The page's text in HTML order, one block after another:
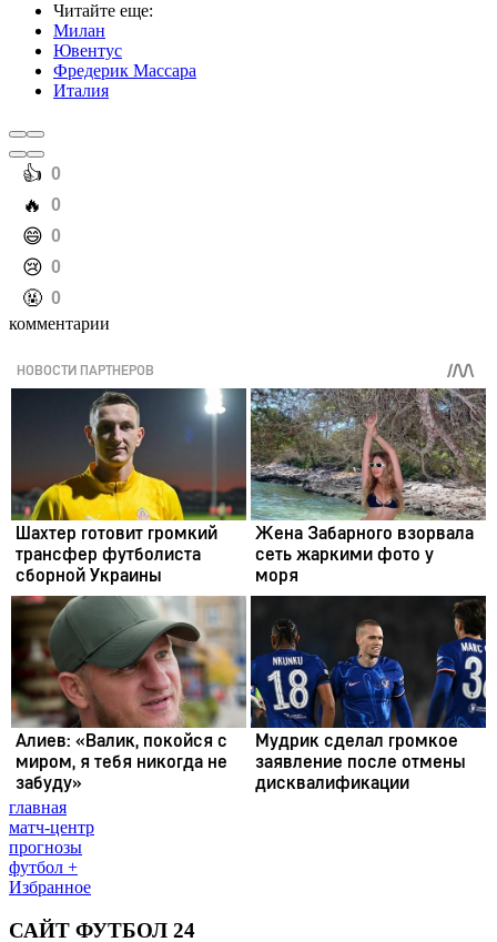
Читайте еще:
Милан
Ювентус
Фредерик Массара
Италия
️👍 0
️🔥 0
️😄 0
️😢 0
️🤬 0
комментарии
главная
матч-центр
прогнозы
футбол +
Избранное
САЙТ ФУТБОЛ 24